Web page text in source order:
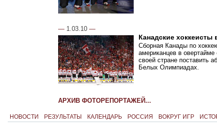
— 1.03.10 —
Канадские
Сборная Канады по
американцев в
своей стране поставить
Белых Олимпиадах.
АРХИВ ФОТОРЕПОРТАЖЕЙ...
НОВОСТИ РЕЗУЛЬТАТЫ КАЛЕНДАРЬ РОССИЯ ВОКРУГ ИГР